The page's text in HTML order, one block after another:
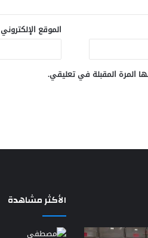
الموقع الإلكتروني
المرة المقبلة في تعليقي.
الأكثر مشاهدة